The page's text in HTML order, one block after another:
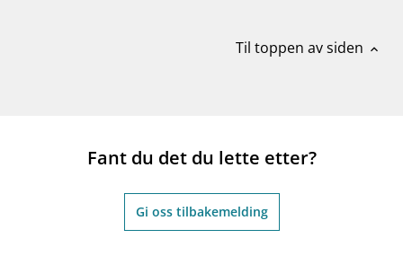
Til toppen av siden expand_less
Fant du det du lette etter?
Gi oss tilbakemelding